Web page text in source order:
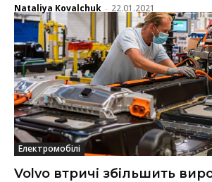
Nataliya Kovalchuk - 22.01.2021
Електромобілі
Volvo втричі збільшить